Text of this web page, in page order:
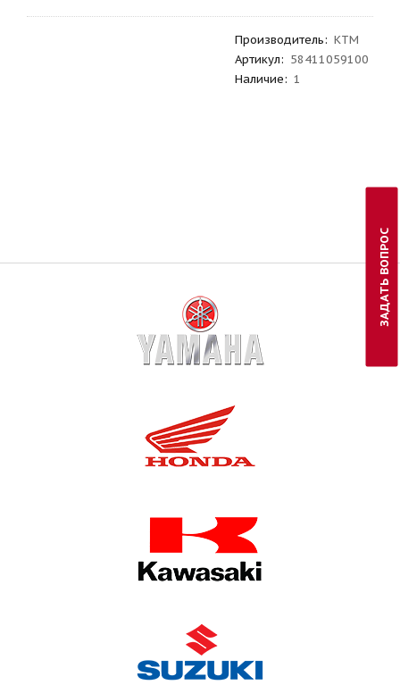
Производитель: KTM
Артикул: 58411059100
Наличие: 1
ЗАДАТЬ ВОПРОС